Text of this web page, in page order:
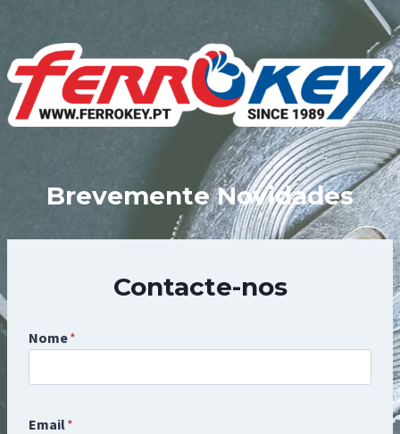
content
Brevemente Novidades
Contacte-nos
Nome*
Email*